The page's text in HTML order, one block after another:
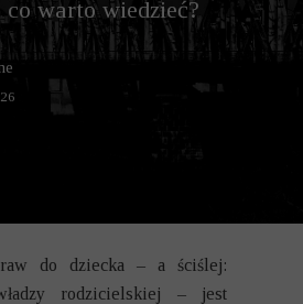
warto wiedzieć?
do dziecka – a ściślej:
rodzicielskiej – jest